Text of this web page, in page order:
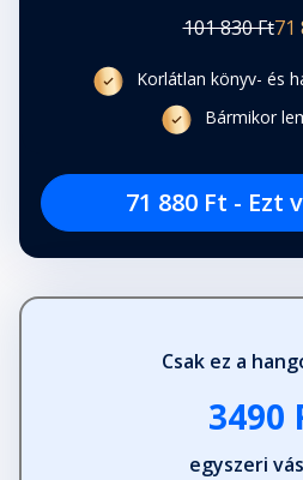
101 830 Ft71
Korlátlan könyv- és
Bármikor
71 880 Ft - Ezt
Csak ez a
3490
egyszeri